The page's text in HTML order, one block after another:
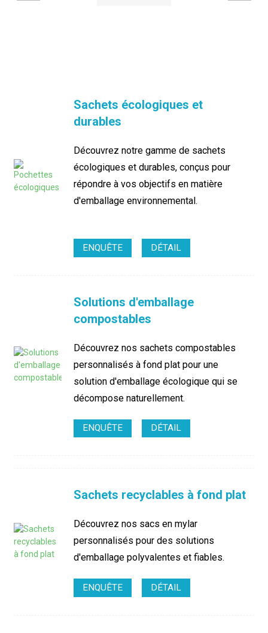
Sachets écologiques et
durables
Découvrez notre gamme de sachets
écologiques et durables, conçus pour
répondre à vos objectifs en matière
d'emballage environnemental.
ENQUÊTE DÉTAIL
Solutions d'emballage
compostables
Découvrez nos sachets compostables
personnalisés à fond plat pour une
solution d'emballage écologique qui se
décompose naturellement.
ENQUÊTE DÉTAIL
Sachets recyclables à fond plat
Découvrez nos sacs en mylar
personnalisés pour des solutions
d'emballage polyvalentes et fiables.
ENQUÊTE DÉTAIL